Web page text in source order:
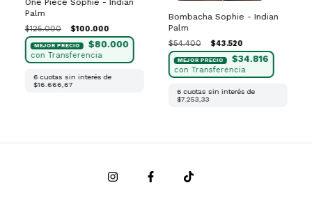
One Piece Sophie - Indian
Palm
$125.000 $100.000
$80.000
6 cuotas sin interés de
$16.666,67
Bombacha Sophie - Indian
Palm
$54.400 $43.520
$34.816
6 cuotas sin interés de
$7.253,33